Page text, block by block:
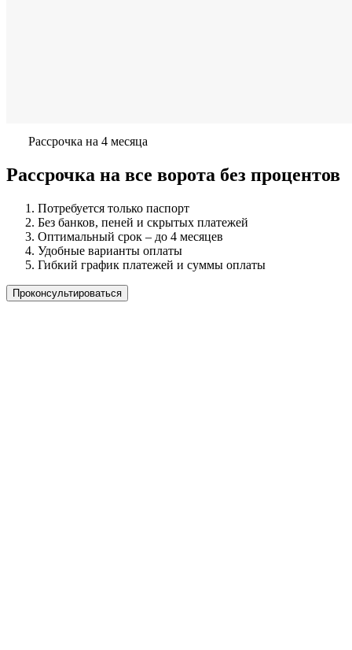
Рассрочка на 4 месяца
Рассрочка на все ворота без процентов
Потребуется только паспорт
Без банков, пеней и скрытых платежей
Оптимальный срок – до 4 месяцев
Удобные варианты оплаты
Гибкий график платежей и суммы оплаты
Проконсультироваться